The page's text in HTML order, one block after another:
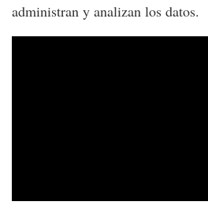
administran y analizan los datos.